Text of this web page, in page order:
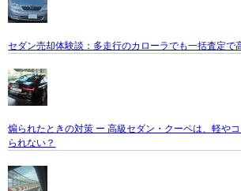
セダン売却体験談：多走行のカローラでも一括査定で
煽られたときの対策 ー 高級セダン・クーペは、軽や
られない？